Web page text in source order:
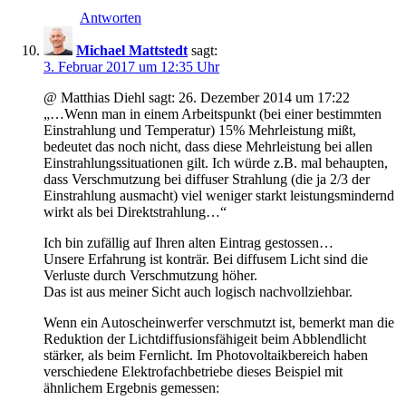
Antworten
Michael Mattstedt sagt:
3. Februar 2017 um 12:35 Uhr
@ Matthias Diehl sagt: 26. Dezember 2014 um 17:22
„…Wenn man in einem Arbeitspunkt (bei einer bestimmten
Einstrahlung und Temperatur) 15% Mehrleistung mißt,
bedeutet das noch nicht, dass diese Mehrleistung bei allen
Einstrahlungssituationen gilt. Ich würde z.B. mal behaupten,
dass Verschmutzung bei diffuser Strahlung (die ja 2/3 der
Einstrahlung ausmacht) viel weniger starkt leistungsmindernd
wirkt als bei Direktstrahlung…“
Ich bin zufällig auf Ihren alten Eintrag gestossen…
Unsere Erfahrung ist konträr. Bei diffusem Licht sind die
Verluste durch Verschmutzung höher.
Das ist aus meiner Sicht auch logisch nachvollziehbar.
Wenn ein Autoscheinwerfer verschmutzt ist, bemerkt man die
Reduktion der Lichtdiffusionsfähigeit beim Abblendlicht
stärker, als beim Fernlicht. Im Photovoltaikbereich haben
verschiedene Elektrofachbetriebe dieses Beispiel mit
ähnlichem Ergebnis gemessen: